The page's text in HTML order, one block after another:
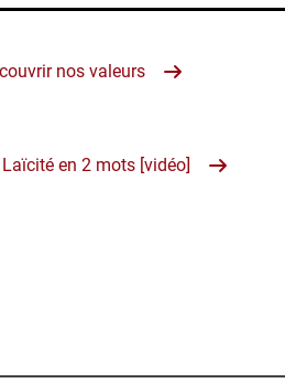
nos valeurs
en 2 mots [vidéo]